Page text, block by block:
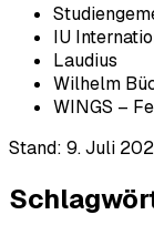
IU
Laudius
Wilhelm
WINGS –
Stand: 9. Juli